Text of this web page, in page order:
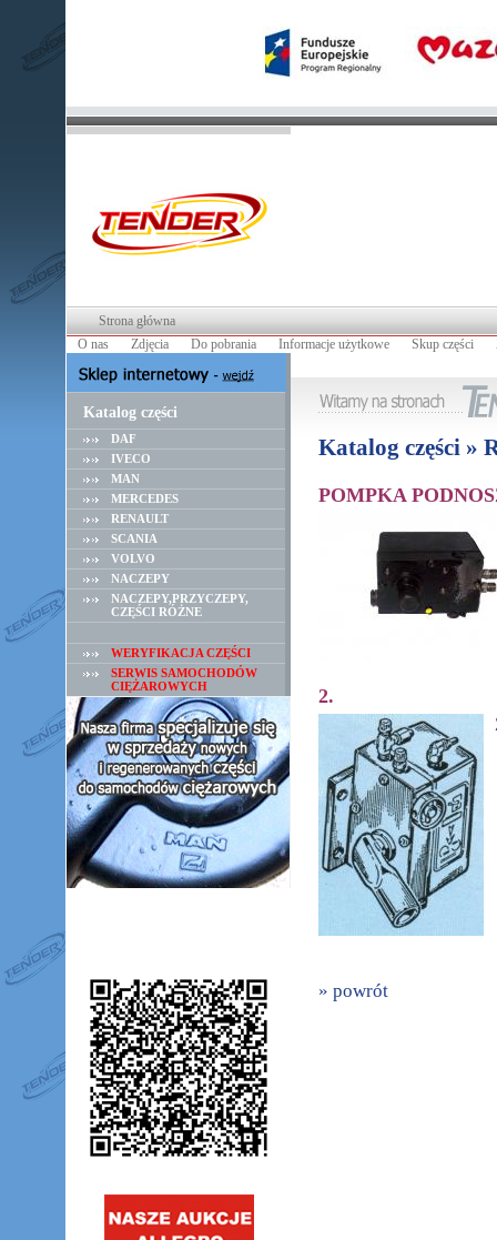
Strona główna
O nas
Zdjęcia Do pobrania Informacje użytkowe Skup części
Katalog części
DAF
IVECO
MAN
MERCEDES
RENAULT
SCANIA
VOLVO
NACZEPY
NACZEPY,PRZYCZEPY,
CZĘŚCI RÓŻNE
WERYFIKACJA CZĘŚCI
SERWIS SAMOCHODÓW
CIĘŻAROWYCH
Katalog części »
POMPKA
2.
» powrót